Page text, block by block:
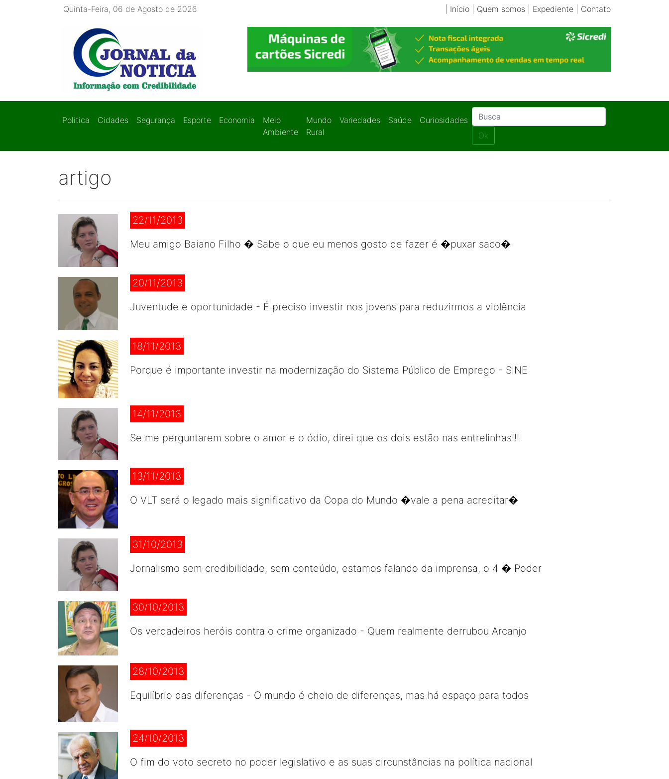
Quinta-Feira, 06 de Agosto de 2026 Início| Quem somos Expediente| Contato
Politica Cidades Segurança Esporte Economia
Meio
Ambiente
Mundo
Rural
Variedades Saúde
Curiosidades
Ok
artigo
22/11/2013
Meu amigo Baiano Filho � Sabe o que eu menos gosto de fazer é �puxar saco�
20/11/2013
Juventude e oportunidade - É preciso investir nos jovens para reduzirmos a violência
18/11/2013
Porque é importante investir na modernização do Sistema Público de Emprego - SINE
14/11/2013
Se me perguntarem sobre o amor e o ódio, direi que os dois estão nas entrelinhas!!!
13/11/2013
O VLT será o legado mais significativo da Copa do Mundo �vale a pena acreditar�
31/10/2013
Jornalismo sem credibilidade, sem conteúdo, estamos falando da imprensa, o 4 � Poder
30/10/2013
Os verdadeiros heróis contra o crime organizado - Quem realmente derrubou Arcanjo
28/10/2013
Equilíbrio das diferenças - O mundo é cheio de diferenças, mas há espaço para todos
24/10/2013
O fim do voto secreto no poder legislativo e as suas circunstâncias na política nacional